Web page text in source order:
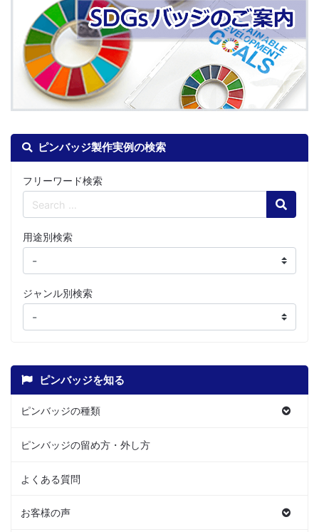
ピンバッジ製作実例の検索
フリーワード検索
Search
用途別検索
ジャンル別検索
ピンバッジを知る
ピンバッジの種類
ピンバッジの留め方・外し方
よくある質問
お客様の声